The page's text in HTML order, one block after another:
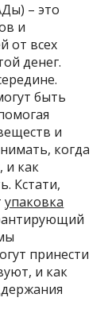
– это
и
от всех
денег.
быть
и
когда
и как
Кстати,
упаковка
принести
и как